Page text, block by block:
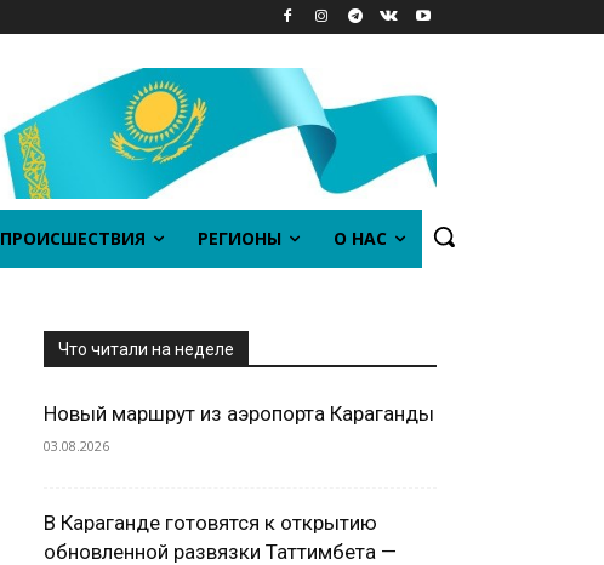
ПРОИСШЕСТВИЯ РЕГИОНЫ О НАС
Что читали на неделе
Новый маршрут из аэропорта Караганды
03.08.2026
В Караганде готовятся к открытию
обновленной развязки Таттимбета —